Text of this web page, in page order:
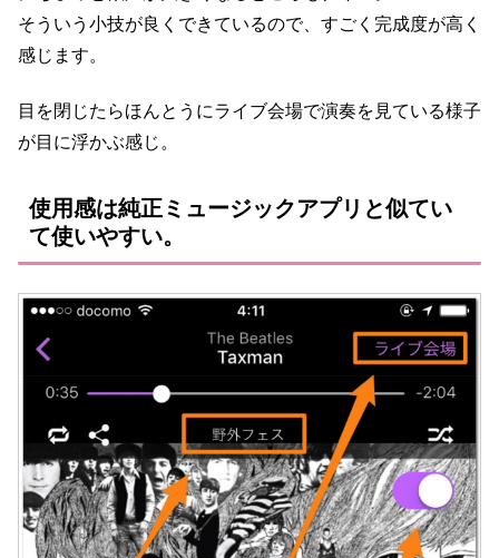
そういう小技が良くできているので、すごく完成度が高く
感じます。
目を閉じたらほんとうにライブ会場で演奏を見ている様子
が目に浮かぶ感じ。
使用感は純正ミュージックアプリと似てい
て使いやすい。